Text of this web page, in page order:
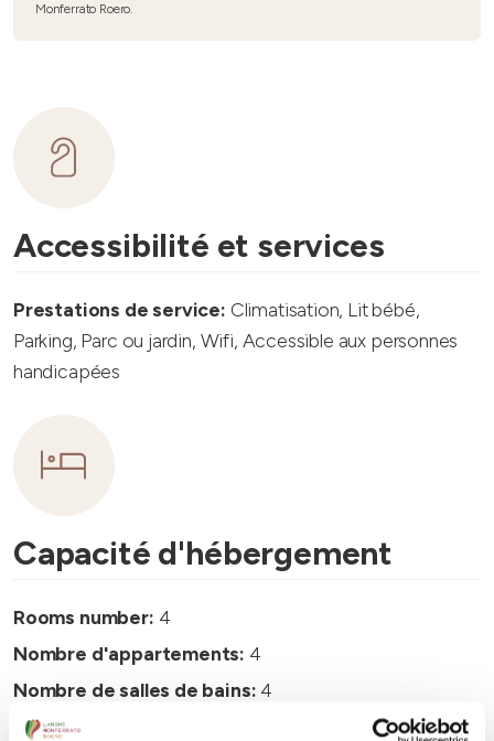
Monferrato Roero.
Accessibilité et services
Prestations de service: Climatisation, Lit bébé,
Parking, Parc ou jardin, Wifi, Accessible aux personnes
handicapées
Capacité d'hébergement
Rooms number: 4
Nombre d'appartements: 4
Nombre de salles de bains: 4
Beds number: